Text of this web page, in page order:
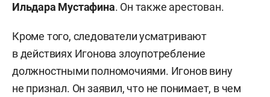
Ильдара Мустафина. Он также арестован.
Кроме того, следователи усматривают
в действиях Игонова злоупотребление
должностными полномочиями. Игонов вину
не признал. Он заявил, что не понимает, в чем